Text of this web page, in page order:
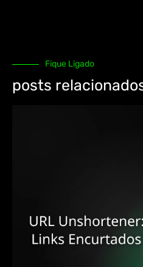
Fique Ligado
posts